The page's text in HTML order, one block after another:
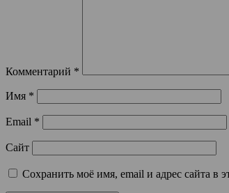
Комментарий *
Имя *
Email *
Сайт
Сохранить моё имя, email и адрес сайта в